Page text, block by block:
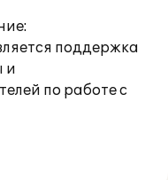
поддержка
и
по работе с